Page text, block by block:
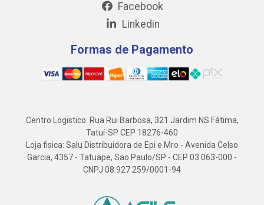
Facebook
Linkedin
Formas de Pagamento
Centro Logistico: Rua Rui Barbosa, 321 Jardim NS Fátima,
Tatuí-SP CEP 18276-460
Loja fisica: Salu Distribuidora de Epi e Mro - Avenida Celso
Garcia, 4357 - Tatuape, Sao Paulo/SP - CEP 03.063-000 -
CNPJ 08.927.259/0001-94